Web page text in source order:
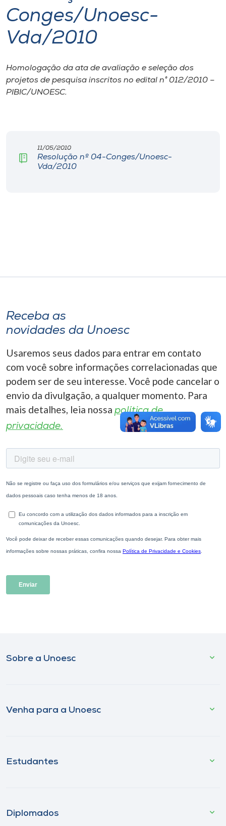
I.nova
Cultura
Store
o idioma
A-
Conges/Unoesc-
Vda/2010
Homologação da ata de avaliação e seleção dos
projetos de pesquisa inscritos no edital n° 012/2010 –
PIBIC/UNOESC.
11/05/2010
Resolução nº 04-Conges/Unoesc-
Vda/2010
Receba as
novidades da Unoesc
Usaremos seus dados para entrar em contato
com você sobre informações correlacionadas que
podem ser de seu interesse. Você pode cancelar o
envio da divulgação, a qualquer momento. Para
mais detalhes, leia nossa política de
privacidade.
Sobre a Unoesc
Venha para a Unoesc
Estudantes
Diplomados